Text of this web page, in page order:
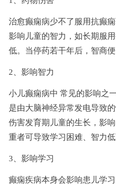
治愈癫痫病少不了服用抗癫
影响儿童的智力，如长期服
低。当停药若干年后，智商便
2、影响智力
小儿癫痫病中 常见的影响之
是由大脑神经异常发电导致
伤害发育期儿童的生长，影
重者可导致学习困难、智力
3、影响学习
癫痫疾病本身会影响患儿学